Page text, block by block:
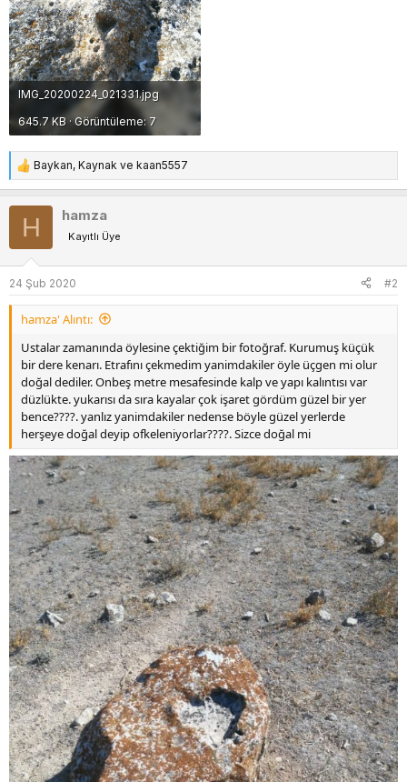
IMG_20200224_021331.jpg
645.7 KB · Görüntüleme: 7
T
e
p
l
e
r
:
Baykan, Kaynak ve kaan5557
H hamza
Kayıtlı Üye
24 Şub 2020 #2
hamza' Alıntı:
Ustalar zamanında öylesine çektiğim bir fotoğraf. Kurumuş küçük
bir dere kenarı. Etrafını çekmedim yanimdakiler öyle üçgen mi olur
doğal dediler. Onbeş metre mesafesinde kalp ve yapı kalıntısı var
düzlükte. yukarısı da sıra kayalar çok işaret gördüm güzel bir yer
bence????. yanlız yanimdakiler nedense böyle güzel yerlerde
herşeye doğal deyip ofkeleniyorlar????. Sizce doğal mi